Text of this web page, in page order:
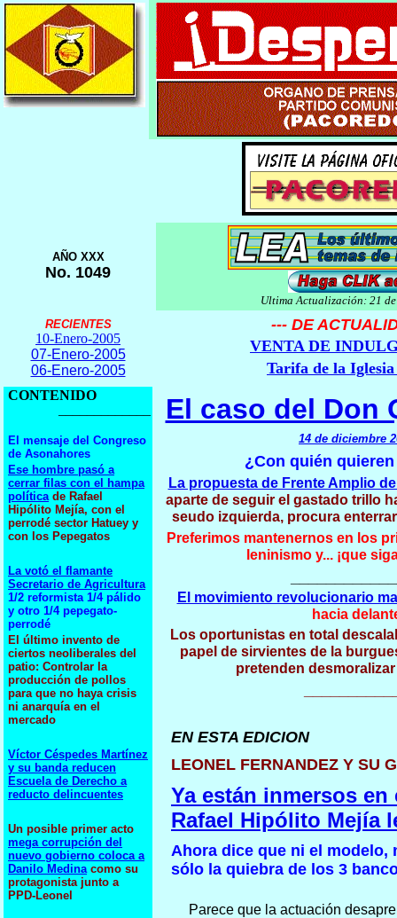
AÑO XXX
No. 1049
Ultima Actualización: 21
RECIENTES
10-Enero-2005
07-Enero-2005
06-Enero-2005
--- DE
VENTA DE
Tarifa de la
CONTENIDO
El mensaje del Congreso
de Asonahores
Ese hombre pasó a
cerrar filas con el hampa
políticade Rafael
Hipólito Mejía, con el
perrodé sector Hatuey y
con los Pepegatos
La votó el flamante
Secretario de Agricultura
1/2 reformista 1/4 pálido
y otro 1/4 pepegato-
perrodé
El último invento de
ciertos neoliberales del
patio: Controlar la
producción de pollos
para que no haya crisis
ni anarquía en el
mercado
Víctor Céspedes Martínez
y su banda reducen
Escuela de Derecho a
reducto delincuentes
Un posible primer acto
mega corrupción del
nuevo gobierno coloca a
Danilo Medinacomo su
protagonista junto a
PPD-Leonel
El caso del Don
14 de diciembre
¿Con quién
La propuesta de Frente Amplio
aparte de seguir el gastado trillo
seudo izquierda, procura
Preferimos mantenernos en los
leninismo y... ¡que
El movimiento revolucionario
hacia
Los oportunistas en total
papel de sirvientes de la
pretenden
EN ESTA EDICION
LEONEL FERNANDEZ Y SU
Ya están inmersos
Rafael Hipólito Mejía
Ahora dice que ni el modelo,
sólo la quiebra de los 3
Parece que la actuación